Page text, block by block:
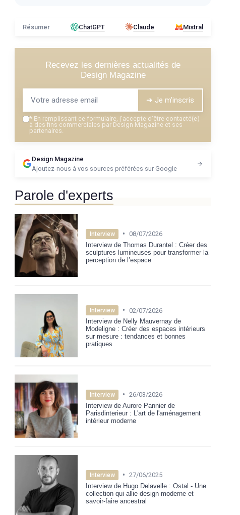
Résumer ChatGPT Claude Mistral
Recevez les dernières actualités de
Design Magazine
➔ Je m'inscris
* En remplissant ce formulaire, j’accepte d’être contacté(e)
à des fins commerciales par Design Magazine et ses
partenaires.
Design Magazine
Ajoutez-nous à vos sources préférées sur Google
Parole d'experts
Interview • 08/07/2026
Interview de Thomas Durantel : Créer des
sculptures lumineuses pour transformer la
perception de l’espace
Interview • 02/07/2026
Interview de Nelly Mauvernay de
Modeligne : Créer des espaces intérieurs
sur mesure : tendances et bonnes
pratiques
Interview • 26/03/2026
Interview de Aurore Pannier de
Parisdinterieur : L'art de l'aménagement
intérieur moderne
Interview • 27/06/2025
Interview de Hugo Delavelle : Ostal - Une
collection qui allie design moderne et
savoir-faire ancestral